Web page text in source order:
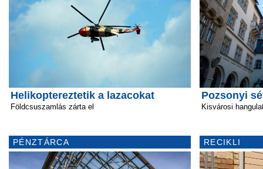
Helikoptereztetik a lazacokat
Földcsuszamlás zárta el
PÉNZTÁRCA
Pozsonyi
Kisvárosi
RECIKLI